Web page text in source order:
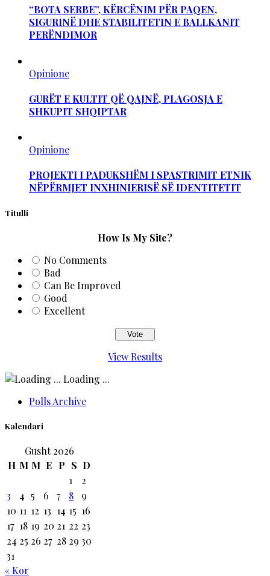
“BOTA SERBE”, KËRCËNIM PËR PAQEN,
SIGURINË DHE STABILITETIN E BALLKANIT
PERËNDIMOR
Opinione
GURËT E KULTIT QË QAJNË, PLAGOSJA E
SHKUPIT SHQIPTAR
Opinione
PROJEKTI I PADUKSHËM I SPASTRIMIT ETNIK
NËPËRMJET INXHINIERISË SË IDENTITETIT
Titulli
How Is My Site?
No Comments
Bad
Can Be Improved
Good
Excellent
View Results
Loading ...
Polls Archive
Kalendari
Gusht 2026
H M M E P S D
1
2
3
4 5 6 7 8
9
10 11 12 13 14 15 16
17 18 19 20 21 22 23
24 25 26 27 28 29 30
31
« Kor